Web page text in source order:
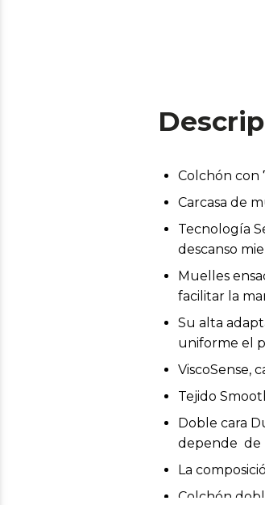
Colchón con
Carcasa de
Tecnología
descanso
Muelles
facilitar la
Su alta
uniforme el
ViscoSense,
Tejido
Doble cara
depende de
La
Colchón